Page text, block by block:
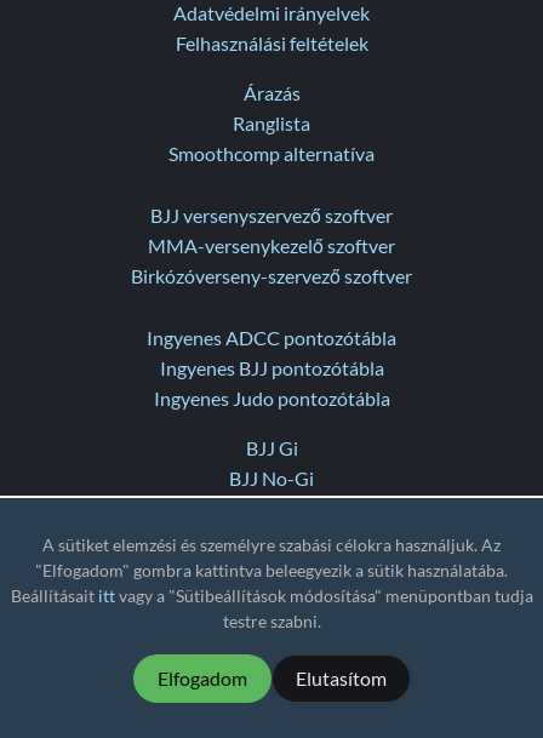
A sütiket elemzési és személyre szabási célokra használjuk. Az
"Elfogadom" gombra kattintva beleegyezik a sütik használatába.
Beállításait ittvagy a "Sütibeállítások módosítása" menüpontban tudja
testre szabni.
Elfogadom Elutasítom
Adatvédelmi irányelvek
Felhasználási feltételek
Árazás
Ranglista
Smoothcomp alternatíva
BJJ versenyszervező szoftver
MMA-versenykezelő szoftver
Birkózóverseny-szervező szoftver
Ingyenes ADCC pontozótábla
Ingyenes BJJ pontozótábla
Ingyenes Judo pontozótábla
BJJ Gi
BJJ No-Gi
MMA
Submission Only
Combat Ju-Jutsu
Birkózás
Grappling
Aikido